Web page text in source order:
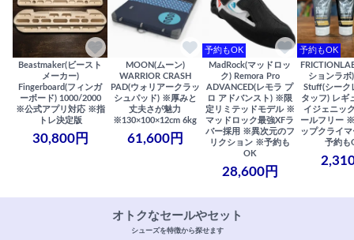
Beastmaker(ビースト
メーカー)
Fingerboard(フィンガ
ーボード) 1000/2000
※公式アプリ対応 ※指
トレ決定版
30,800円
MOON(ムーン)
WARRIOR CRASH
PAD(ウォリアークラッ
シュパッド) ※厚みと
丈夫さが魅力
※130×100×12cm 6kg
61,600円
予約もOK
MadRock(マッドロッ
ク) Remora Pro
ADVANCED(レモラ プ
ロ アドバンスト) ※限
定リミテッドモデル ※
マッドロック最強XFラ
バー採用 ※異次元のフ
リクション ※予約も
OK
28,600円
予約もOK
ションラボ
Stuff(シーク
タッフ) レギ
イジェニッ
ールフリー
ップクライ
予約も
オトクなセールやセット
シューズを特徴から探せます